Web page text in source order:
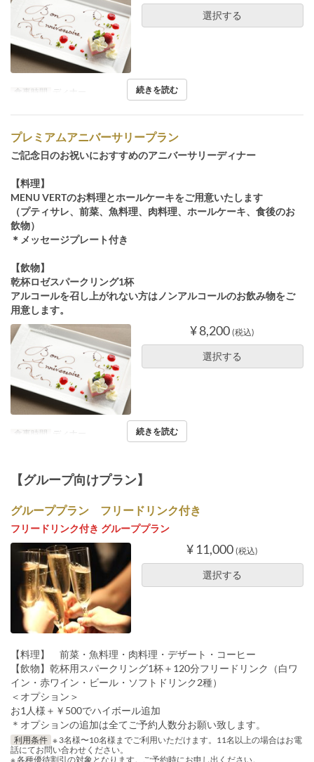
選択する
食事時間 ディナー 続きを読む
プレミアムアニバーサリープラン
ご記念日のお祝いにおすすめのアニバーサリーディナー
【料理】
MENU VERTのお料理とホールケーキをご用意いたします
（プティサレ、前菜、魚料理、肉料理、ホールケーキ、食後のお
飲物）
＊メッセージプレート付き
【飲物】
乾杯ロゼスパークリング1杯
アルコールを召し上がれない方はノンアルコールのお飲み物をご
用意します。
¥ 8,200 (税込)
選択する
食事時間 ディナー 続きを読む
【グループ向けプラン】
グループプラン フリードリンク付き
フリードリンク付き グループプラン
¥ 11,000 (税込)
選択する
【料理】 前菜・魚料理・肉料理・デザート・コーヒー
【飲物】乾杯用スパークリング1杯＋120分フリードリンク（白ワ
イン・赤ワイン・ビール・ソフトドリンク2種）
＜オプション＞
お1人様＋￥500でハイボール追加
＊オプションの追加は全てご予約人数分お願い致します。
利用条件 ※ 3名様〜10名様までご利用いただけます。11名以上の場合はお電
話にてお問い合わせください。
※ 各種優待割引の対象となります。ご予約時にお申し出ください。